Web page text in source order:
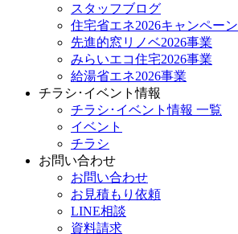
スタッフブログ
住宅省エネ2026キャンペーン
先進的窓リノベ2026事業
みらいエコ住宅2026事業
給湯省エネ2026事業
チラシ･イベント情報
チラシ･イベント情報 一覧
イベント
チラシ
お問い合わせ
お問い合わせ
お見積もり依頼
LINE相談
資料請求